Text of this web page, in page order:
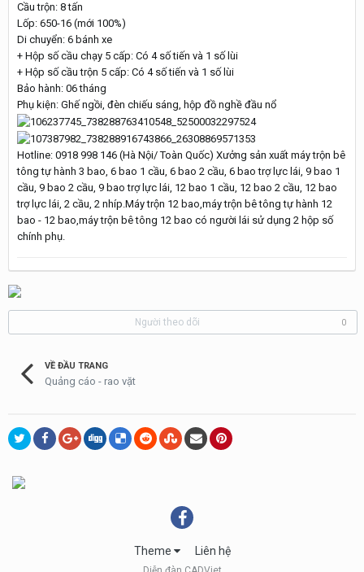
Cầu trộn: 8 tấn
Lốp: 650-16 (mới 100%)
Di chuyển: 6 bánh xe
+ Hộp số cầu chạy 5 cấp: Có 4 số tiến và 1 số lùi
+ Hộp số cầu trộn 5 cấp: Có 4 số tiến và 1 số lùi
Bảo hành: 06 tháng
Phụ kiện: Ghế ngồi, đèn chiếu sáng, hộp đồ nghề đầu nổ
Hotline: 0918 998 146 (Hà Nội/ Toàn Quốc) Xưởng sản xuất máy trộn bê
tông tự hành 3 bao, 6 bao 1 cầu, 6 bao 2 cầu, 6 bao trợ lực lái, 9 bao 1
cầu, 9 bao 2 cầu, 9 bao trợ lực lái, 12 bao 1 cầu, 12 bao 2 cầu, 12 bao
trợ lực lái, 2 cầu, 2 nhíp.Máy trộn 12 bao,máy trộn bê tông tự hành 12
bao - 12 bao,máy trộn bê tông 12 bao có người lái sử dụng 2 hộp số
chính phụ.
Người theo dõi 0
VỀ ĐẦU TRANG
Quảng cáo - rao vặt
Theme Liên hệ